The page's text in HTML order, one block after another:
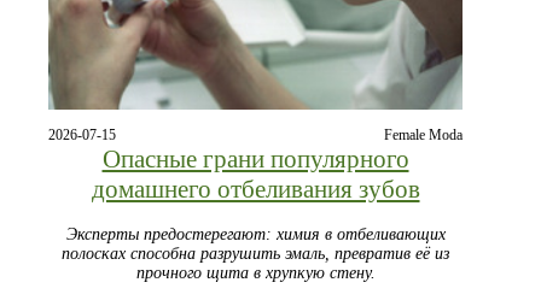
2026-07-15 Female Moda
Опасные грани популярного
домашнего отбеливания зубов
Эксперты предостерегают: химия в отбеливающих
полосках способна разрушить эмаль, превратив её из
прочного щита в хрупкую стену.